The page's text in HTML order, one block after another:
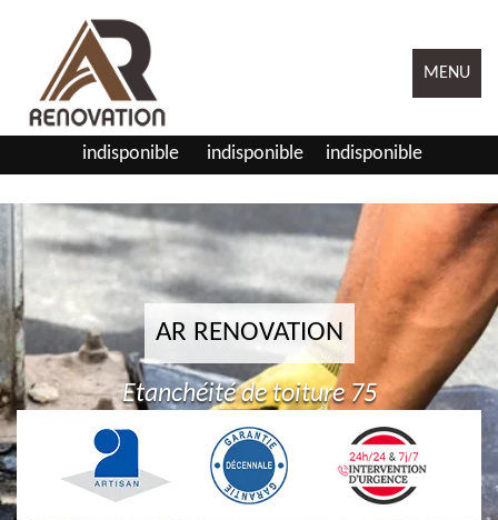
MENU
indisponible indisponible indisponible
AR RENOVATION
Etanchéité de toiture 75